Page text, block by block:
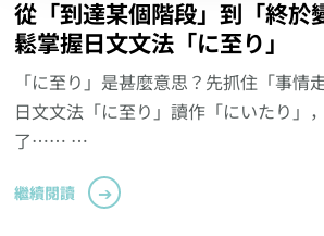
從「到達某個階段」到「終於
鬆掌握日文文法「に至り」
「に至り」是甚麼意思？先抓住「事情
日文文法「に至り」讀作「にいたり」
了…… …
繼續閱讀